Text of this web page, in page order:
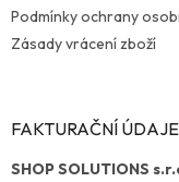
Podmínky ochrany
Zásady vrácení zboží
FAKTURAČNÍ ÚDAJE
SHOP SOLUTIONS